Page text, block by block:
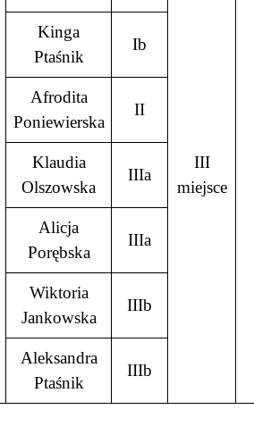
III
miejsce
Kinga
Ptaśnik
Ib
Afrodita
Poniewierska
II
Klaudia
Olszowska
IIIa
Alicja
Porębska
IIIa
Wiktoria
Jankowska
IIIb
Aleksandra
Ptaśnik
IIIb